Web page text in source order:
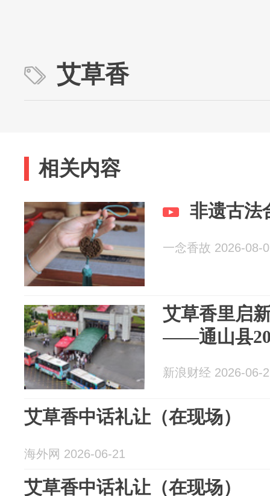
艾草香
相关内容
非遗古法
一念香故 2026-08-
艾草香里启
——通山县
新浪财经 2026-06-
艾草香中话礼让（在现场）
海外网 2026-06-21
艾草香中话礼让（在现场）